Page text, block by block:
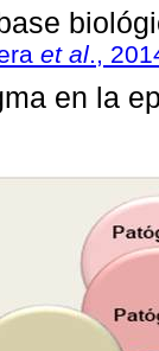
et al.,
en la